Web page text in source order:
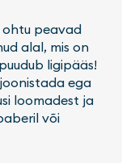
ohtu peavad
alal, mis on
ligipääs!
ega
loomadest ja
või